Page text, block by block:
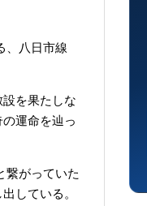
、八日市線
を果たしな
運命を辿っ
繋がっていた
している。